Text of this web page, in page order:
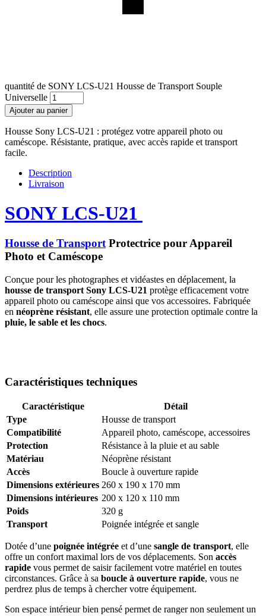
quantité de SONY LCS-U21 Housse de Transport Souple
Universelle
Ajouter au panier
Housse Sony LCS-U21 : protégez votre appareil photo ou
caméscope. Résistante, pratique, avec accès rapide et transport
facile.
Description
Livraison
SONY LCS-U21
Housse de Transport Protectrice pour Appareil
Photo et Caméscope
Conçue pour les photographes et vidéastes en déplacement, la
housse de transport Sony LCS-U21 protège efficacement votre
appareil photo ou caméscope ainsi que vos accessoires. Fabriquée
en néoprène résistant, elle assure une protection optimale contre la
pluie, le sable et les chocs.
Caractéristiques techniques
Caractéristique
Détail
Type
Housse de transport
Compatibilité
Appareil photo, caméscope, accessoires
Protection
Résistance à la pluie et au sable
Matériau
Néoprène résistant
Accès
Boucle à ouverture rapide
Dimensions extérieures 260 x 190 x 170 mm
Dimensions intérieures 200 x 120 x 110 mm
Poids
320 g
Transport
Poignée intégrée et sangle
Dotée d’une poignée intégrée et d’une sangle de transport, elle
offre un confort maximal lors de vos déplacements. Son accès
rapide vous permet de saisir facilement votre matériel en toutes
circonstances. Grâce à sa boucle à ouverture rapide, vous ne
perdrez plus de temps à chercher votre équipement.
Son espace intérieur bien pensé permet de ranger non seulement un